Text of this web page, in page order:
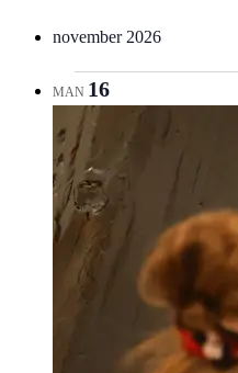
november 2026
MAN 16